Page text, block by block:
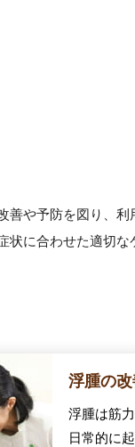
善や予防を図り、
状に合わせた適切
浮腫の
浮腫は筋
日常的に